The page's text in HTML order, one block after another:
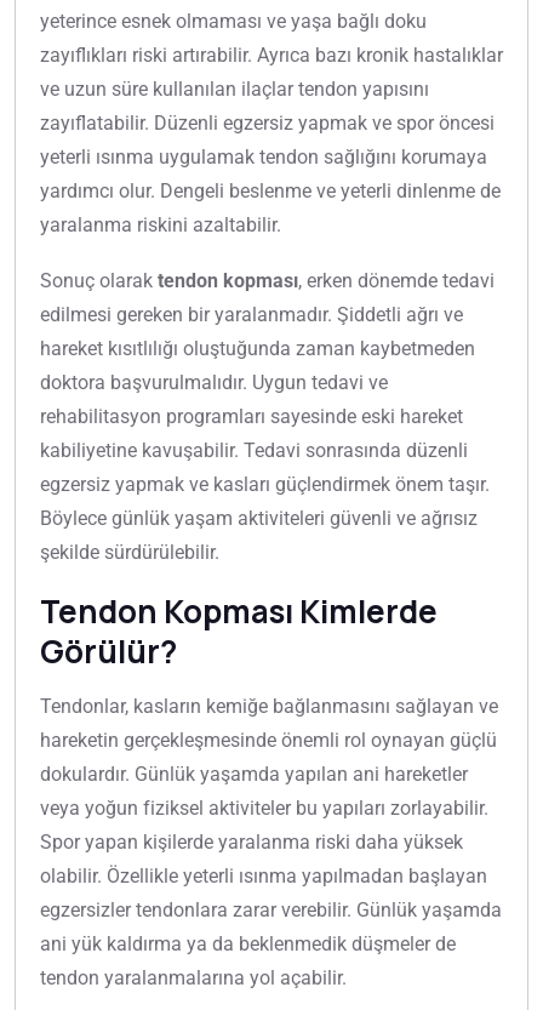
yeterince esnek olmaması ve yaşa bağlı doku
zayıflıkları riski artırabilir. Ayrıca bazı kronik hastalıklar
ve uzun süre kullanılan ilaçlar tendon yapısını
zayıflatabilir. Düzenli egzersiz yapmak ve spor öncesi
yeterli ısınma uygulamak tendon sağlığını korumaya
yardımcı olur. Dengeli beslenme ve yeterli dinlenme de
yaralanma riskini azaltabilir.
Sonuç olarak tendon kopması, erken dönemde tedavi
edilmesi gereken bir yaralanmadır. Şiddetli ağrı ve
hareket kısıtlılığı oluştuğunda zaman kaybetmeden
doktora başvurulmalıdır. Uygun tedavi ve
rehabilitasyon programları sayesinde eski hareket
kabiliyetine kavuşabilir. Tedavi sonrasında düzenli
egzersiz yapmak ve kasları güçlendirmek önem taşır.
Böylece günlük yaşam aktiviteleri güvenli ve ağrısız
şekilde sürdürülebilir.
Tendon Kopması Kimlerde
Görülür?
Tendonlar, kasların kemiğe bağlanmasını sağlayan ve
hareketin gerçekleşmesinde önemli rol oynayan güçlü
dokulardır. Günlük yaşamda yapılan ani hareketler
veya yoğun fiziksel aktiviteler bu yapıları zorlayabilir.
Spor yapan kişilerde yaralanma riski daha yüksek
olabilir. Özellikle yeterli ısınma yapılmadan başlayan
egzersizler tendonlara zarar verebilir. Günlük yaşamda
ani yük kaldırma ya da beklenmedik düşmeler de
tendon yaralanmalarına yol açabilir.